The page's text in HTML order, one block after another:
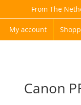
content
From The
My account
Canon